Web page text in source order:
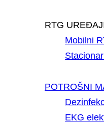
RTG
Mobilni
POTROŠNI
EKG